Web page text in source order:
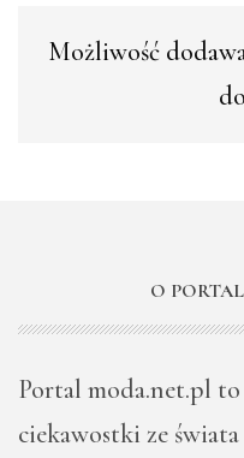
Możliwość
O
Portal moda.net.pl to
ciekawostki ze